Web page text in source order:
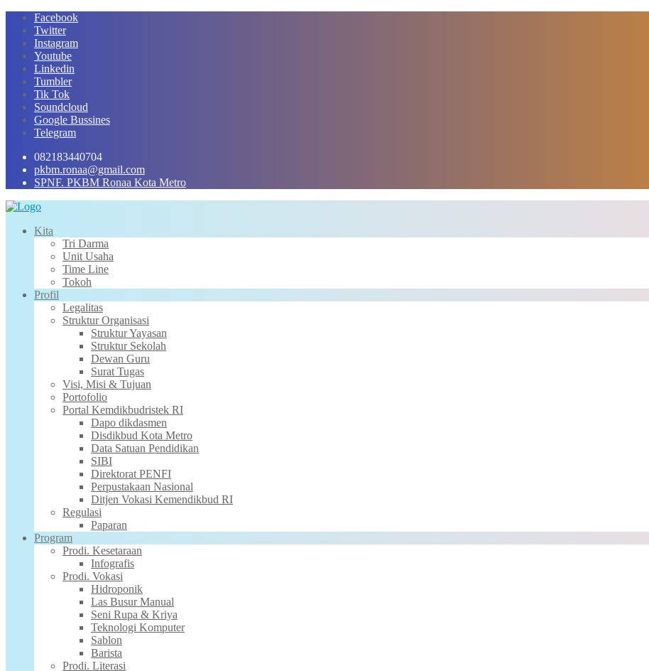
Skip
content
Facebook
Twitter
Instagram
Youtube
Linkedin
Tumbler
Tik Tok
Soundcloud
Google Bussines
Telegram
082183440704
pkbm.ronaa@gmail.com
SPNF. PKBM Ronaa Kota Metro
Kita
Tri Darma
Unit Usaha
Time Line
Tokoh
Profil
Legalitas
Struktur Organisasi
Struktur Yayasan
Struktur Sekolah
Dewan Guru
Surat Tugas
Visi, Misi & Tujuan
Portofolio
Portal Kemdikbudristek RI
Dapo dikdasmen
Disdikbud Kota Metro
Data Satuan Pendidikan
SIBI
Direktorat PENFI
Perpustakaan Nasional
Ditjen Vokasi Kemendikbud RI
Regulasi
Paparan
Program
Prodi. Kesetaraan
Infografis
Prodi. Vokasi
Hidroponik
Las Busur Manual
Seni Rupa & Kriya
Teknologi Komputer
Sablon
Barista
Prodi. Literasi